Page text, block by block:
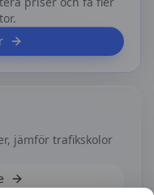
jämför trafikskolor